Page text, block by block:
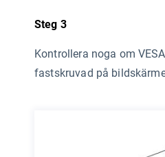
Steg 3
Kontrollera noga om
fastskruvad på